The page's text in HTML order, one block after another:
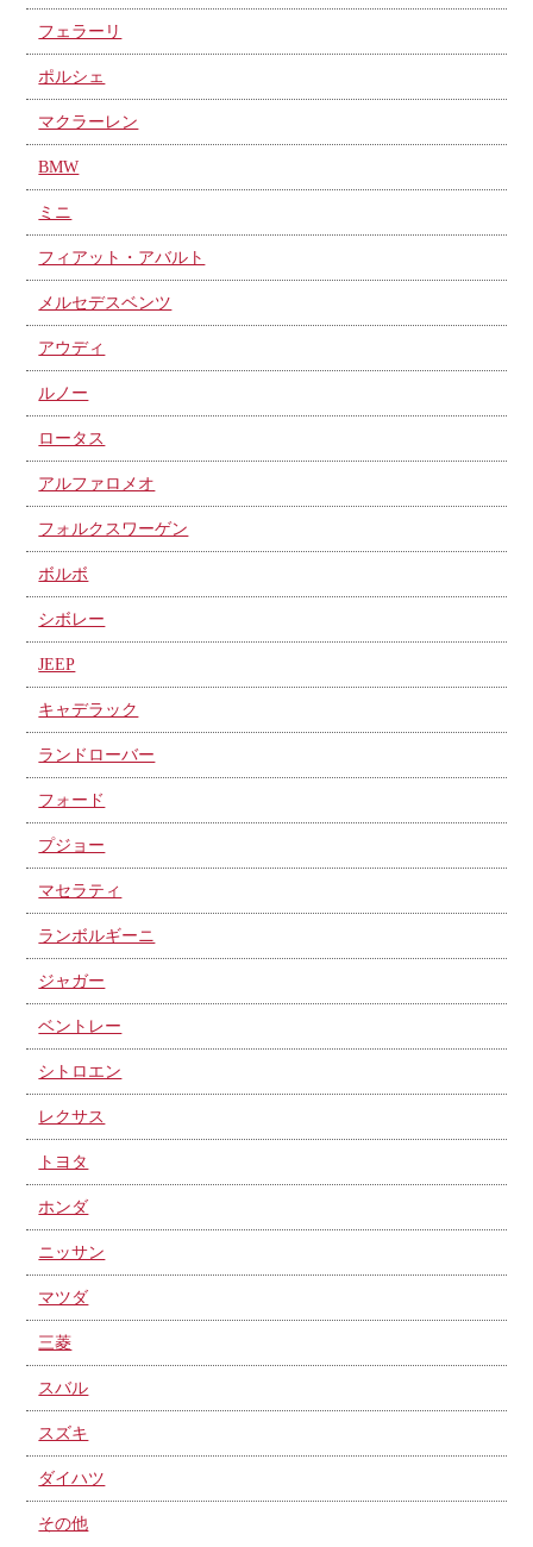
フェラーリ
ポルシェ
マクラーレン
BMW
ミニ
フィアット・アバルト
メルセデスベンツ
アウディ
ルノー
ロータス
アルファロメオ
フォルクスワーゲン
ボルボ
シボレー
JEEP
キャデラック
ランドローバー
フォード
プジョー
マセラティ
ランボルギーニ
ジャガー
ベントレー
シトロエン
レクサス
トヨタ
ホンダ
ニッサン
マツダ
三菱
スバル
スズキ
ダイハツ
その他